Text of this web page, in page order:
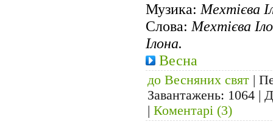
Музика: Мехтієва
Слова: Мехтієва
Ілона.
Весна
до Весняних свят |
Завантажень: 1064 |
| Коментарі (3)